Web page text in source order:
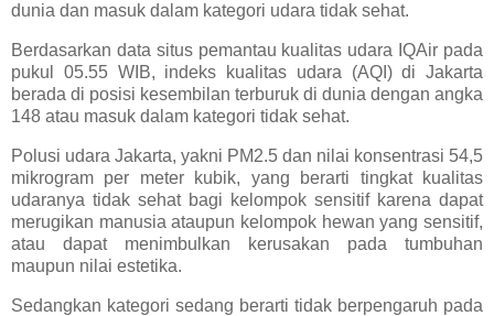
dunia dan masuk dalam kategori udara tidak sehat.
Berdasarkan data situs pemantau kualitas udara IQAir pada
pukul 05.55 WIB, indeks kualitas udara (AQI) di Jakarta
berada di posisi kesembilan terburuk di dunia dengan angka
148 atau masuk dalam kategori tidak sehat.
Polusi udara Jakarta, yakni PM2.5 dan nilai konsentrasi 54,5
mikrogram per meter kubik, yang berarti tingkat kualitas
udaranya tidak sehat bagi kelompok sensitif karena dapat
merugikan manusia ataupun kelompok hewan yang sensitif,
atau dapat menimbulkan kerusakan pada tumbuhan
maupun nilai estetika.
Sedangkan kategori sedang berarti tidak berpengaruh pada